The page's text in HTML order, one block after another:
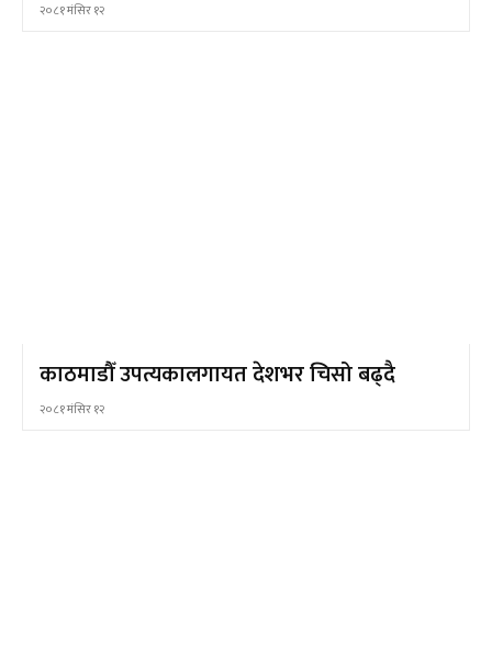
२०८१ मंसिर १२
काठमाडौँ उपत्यकालगायत देशभर चिसो बढ्दै
२०८१ मंसिर १२